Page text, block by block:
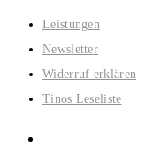
Zum
Inhalt
springen
Leistungen
Newsletter
Widerruf erklären
Tinos Leseliste